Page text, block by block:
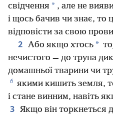
свідчення * , але не
і щось бачив чи знає, то
відповісти за свою
2 Або якщо хтось *
нечистого — до трупа
домашньої тварини чи
б якими кишить земля,
і стане винним, навіть
3 Якщо він торкнеться